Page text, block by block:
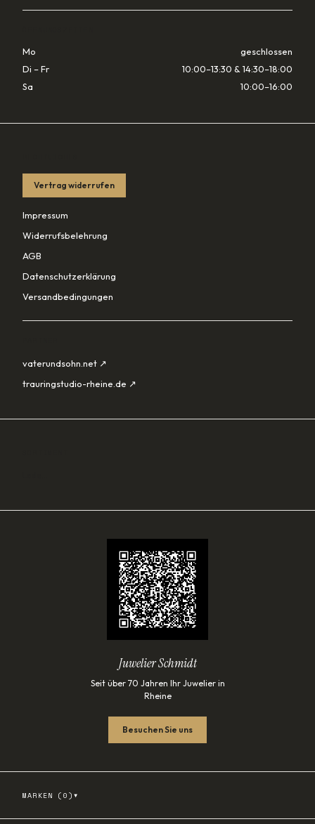
Mo
geschlossen
Di – Fr
10:00–13:30 & 14:30–18:00
Sa
10:00–16:00
Vertrag widerrufen
Impressum
Widerrufsbelehrung
AGB
Datenschutzerklärung
Versandbedingungen
vaterundsohn.net ↗
trauringstudio-rheine.de ↗
Juwelier Schmidt
Seit über 70 Jahren Ihr Juwelier in
Rheine
Besuchen Sie uns
MARKEN ( 0 ) ▾